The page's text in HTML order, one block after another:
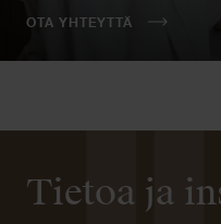
OTA YHTEYTTÄ
Tietoa ja